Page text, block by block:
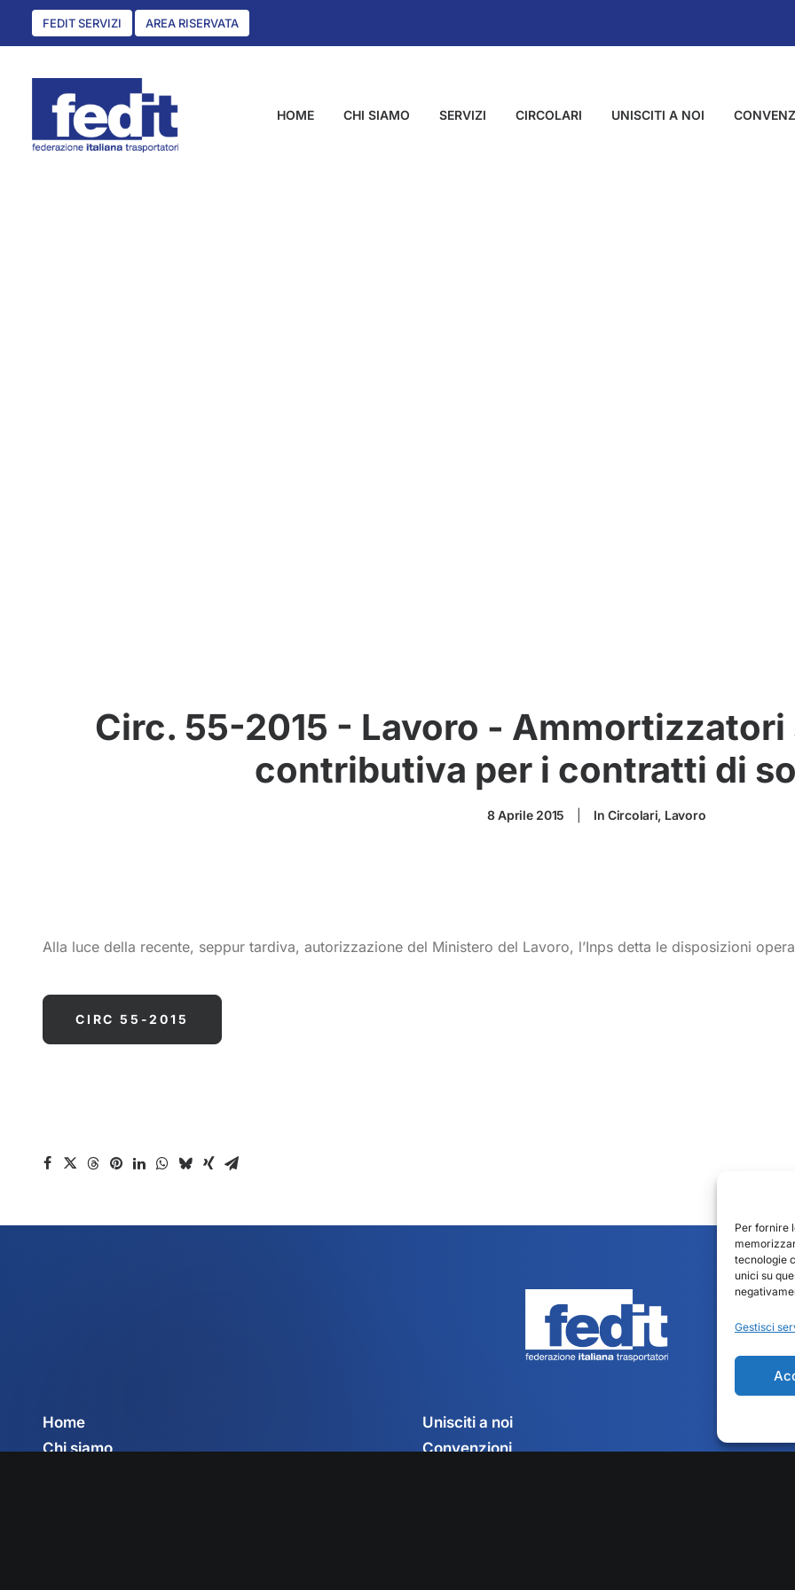
Per fornire
tecnologie
unici su
Gestisci
FEDIT SERVIZI AREA RISERVATA
HOME CHI SIAMO SERVIZI CIRCOLARI UNISCITI A NOI
Circ. 55-2015 - Lavoro -
contributiva per i contratti di
8 Aprile 2015 In Circolari, Lavoro
Alla luce della recente, seppur tardiva, autorizzazione del Ministero del Lavoro, l’Inps detta le disposizioni
CIRC 55-2015
Home
Chi siamo
Unisciti a noi
Convenzioni